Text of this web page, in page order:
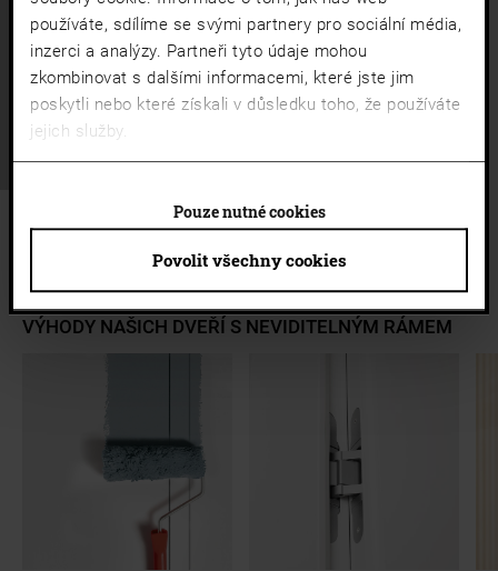
používáte, sdílíme se svými partnery pro sociální média,
inzerci a analýzy. Partneři tyto údaje mohou
zkombinovat s dalšími informacemi, které jste jim
poskytli nebo které získali v důsledku toho, že používáte
jejich služby.
Povolit všechny cookies
Pouze nutné cookies
SKLENĚNÉ DVEŘE V JEDNÉ ROVINĚ SE ZDÍ
Skleněné dveře s čistými liniemi, s příčkami i bez nich
Zažijte MET Loft
VÝHODY NAŠICH DVEŘÍ S NEVIDITELNÝM RÁMEM